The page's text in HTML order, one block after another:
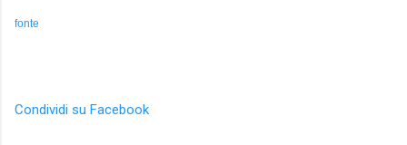
fonte
Condividi su Facebook